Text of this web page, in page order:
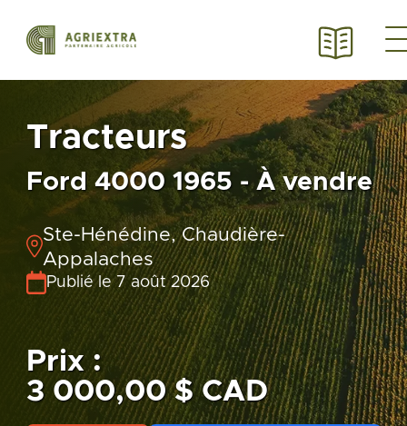
Tracteurs
Ford 4000 1965 - À vendre
Ste-Hénédine, Chaudière-
Appalaches
Publié le 7 août 2026
Prix :
3 000,00 $ CAD